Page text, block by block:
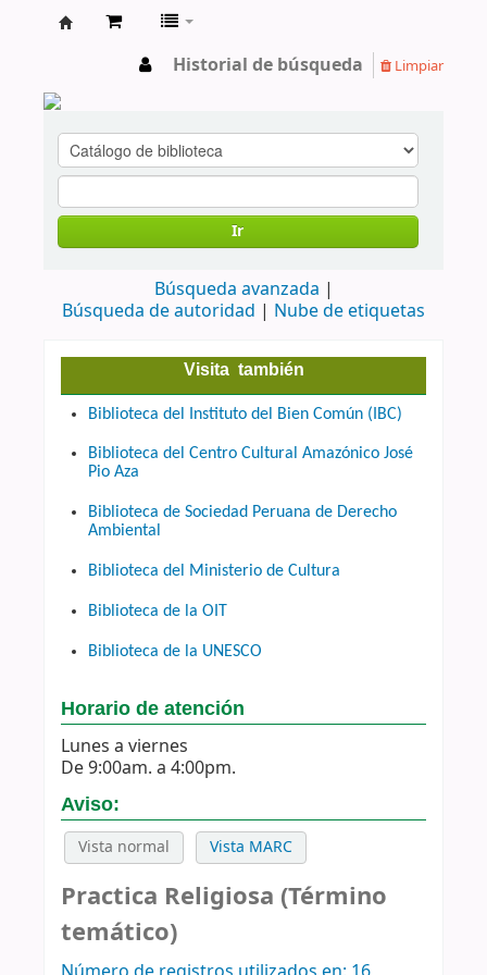
Historial de búsqueda Limpiar
Ir
Búsqueda avanzada
Búsqueda de autoridad
Nube de etiquetas
Visita también
Biblioteca del Instituto del Bien Común (IBC)
Biblioteca del Centro Cultural Amazónico José
Pio Aza
Biblioteca de Sociedad Peruana de Derecho
Ambiental
Biblioteca del Ministerio de Cultura
Biblioteca de la OIT
Biblioteca de la UNESCO
Horario de atención
Lunes a viernes
De 9:00am. a 4:00pm.
Aviso:
Vista normal Vista MARC
Practica Religiosa (Término
temático)